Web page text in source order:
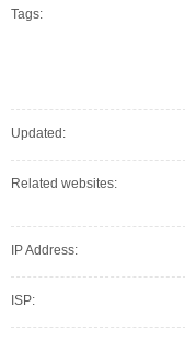
Tags:
Updated:
Related websites:
IP Address:
ISP: